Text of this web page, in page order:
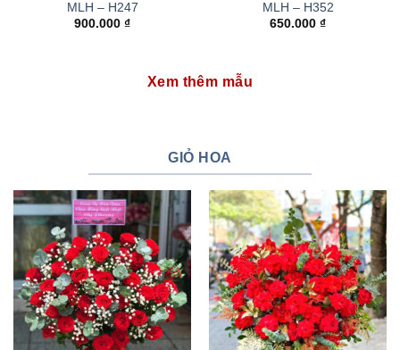
MLH – H247
900.000 ₫
MLH – H352
650.000 ₫
Xem thêm mẫu
GIỎ HOA